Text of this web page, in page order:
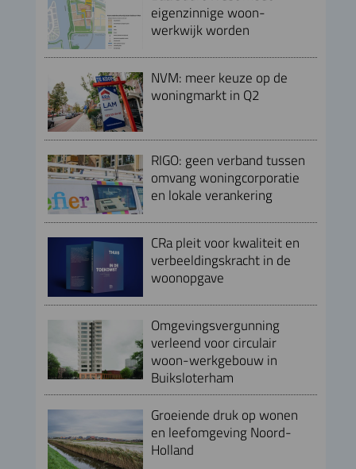
eigenzinnige woon-
werkwijk worden
NVM: meer keuze op de
woningmarkt in Q2
RIGO: geen verband tussen
omvang woningcorporatie
en lokale verankering
CRa pleit voor kwaliteit en
verbeeldingskracht in de
woonopgave
Omgevingsvergunning
verleend voor circulair
woon-werkgebouw in
Buiksloterham
Groeiende druk op wonen
en leefomgeving Noord-
Holland